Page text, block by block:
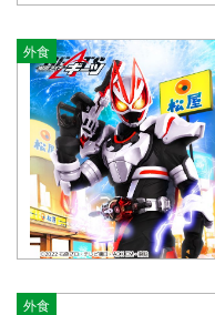
外食
外食